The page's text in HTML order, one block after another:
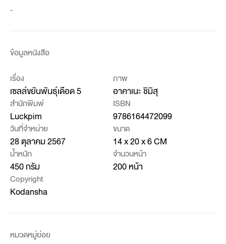
-
ข้อมูลหนังสือ
เรื่อง
เซลล์ขยันพันธุ์เดือด 5
ภาพ
อาคาเนะ ชิมิสุ
สำนักพิมพ์
Luckpim
ISBN
9786164472099
วันที่จำหน่าย
28 ตุลาคม 2567
ขนาด
14 x 20 x 6 CM
น้ำหนัก
450 กรัม
จำนวนหน้า
200 หน้า
Copyright
Kodansha
หมวดหมู่ย่อย